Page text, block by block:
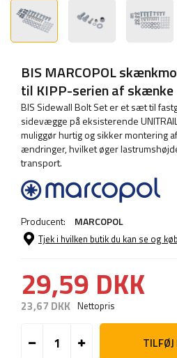
BIS MARCOPOL
til KIPP-serien af ​​skænke
BIS Sidewall Bolt Set er et sæt til
sidevægge på eksisterende
muliggør hurtig og sikker montering
ændringer, hvilket øger
transport.
Producent: MARCOPOL
Tjek i hvilken butik du kan se og
29,59 DKK
23,67 DKK Nettopris
TILFØJ